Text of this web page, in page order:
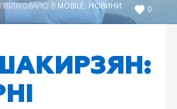
0
В MOBILE, НОВИНИ